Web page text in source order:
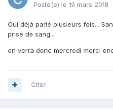
Posté(e) le 19 mars 2018
Oui déjà parlé plusieurs fois...
prise de sang...
on verra donc mercredi merci
Citer